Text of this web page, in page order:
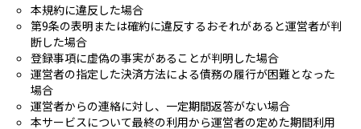
本規約に違反した場合
第9条の表明または確約に違反するおそれがあると運営者が判
断した場合
登録事項に虚偽の事実があることが判明した場合
運営者の指定した決済方法による債務の履行が困難となった
場合
運営者からの連絡に対し、一定期間返答がない場合
本サービスについて最終の利用から運営者の定めた期間利用